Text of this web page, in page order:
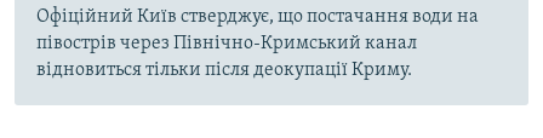
Офіційний Київ стверджує, що постачання води на
півострів через Північно-Кримський канал
відновиться тільки після деокупації Криму.